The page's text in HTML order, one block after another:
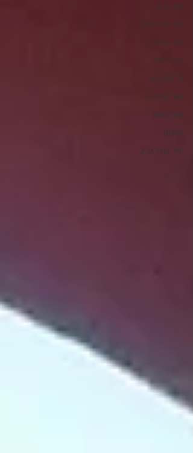
סיור ביפו
סיור בירושלים
סיור בחדרה
אור יהודה
כל הסיורים
סיור בחיפה
סיור בצפת
NONE
סיור בתל אביב